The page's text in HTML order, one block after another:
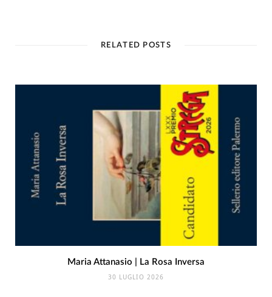
RELATED POSTS
Maria Attanasio | La Rosa Inversa
30 LUGLIO 2026